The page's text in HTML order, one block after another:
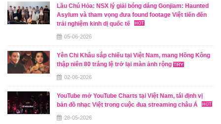
Lầu Chú Hỏa: NSX lý giải bóng dáng Gonjiam: Haunted
Asylum và tham vọng đưa found footage Việt tiến đến
trải nghiệm kinh dị quốc tế
05-06-2026
Yên Chi Khâu sắp chiếu tại Việt Nam, mang Hồng Kông
thập niên 80 tráng lệ trở lại màn ảnh rộng
02-06-2026
YouTube mở YouTube Charts tại Việt Nam, tái định vị
bản đồ nhạc Việt trong cuộc đua streaming châu Á
28-05-2026